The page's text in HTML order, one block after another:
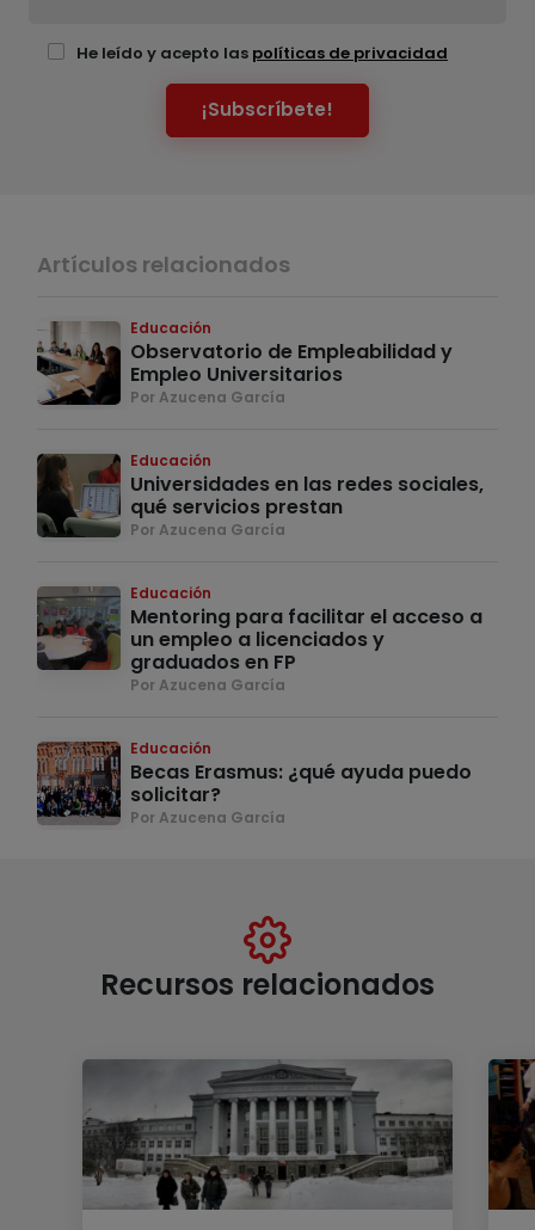
He leído y acepto las políticas de privacidad
¡Subscríbete!
Artículos relacionados
Educación
Observatorio de Empleabilidad y
Empleo Universitarios
Por Azucena García
Educación
Universidades en las redes sociales,
qué servicios prestan
Por Azucena García
Educación
Mentoring para facilitar el acceso a
un empleo a licenciados y
graduados en FP
Por Azucena García
Educación
Becas Erasmus: ¿qué ayuda puedo
solicitar?
Por Azucena García
Recursos relacionados